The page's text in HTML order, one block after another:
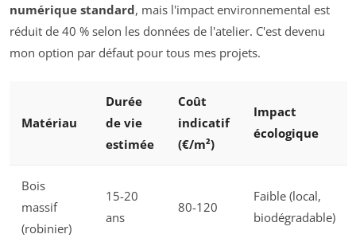
numérique standard, mais l'impact environnemental est
réduit de 40 % selon les données de l'atelier. C'est devenu
mon option par défaut pour tous mes projets.
Matériau
Durée
de vie
estimée
Coût
indicatif
(€/m²)
Impact
écologique
Bois
massif
(robinier)
15-20
ans
80-120
Faible (local,
biodégradable)